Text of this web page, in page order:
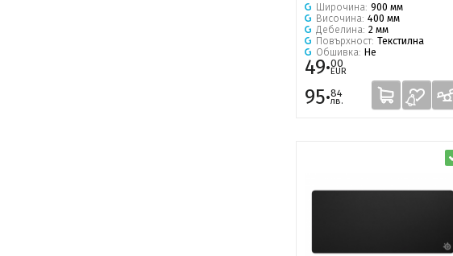
Широчина: 900 мм
Височина: 400 мм
Дебелина: 2 мм
Повърхност: Текстилна
Обшивка: Не
49·00
EUR
95·84
лв.